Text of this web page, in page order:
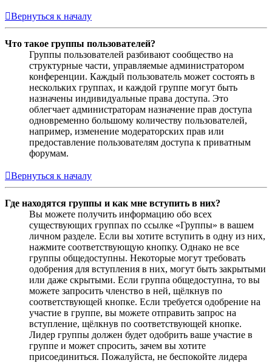
Вернуться к началу
Что такое группы пользователей?
Группы пользователей разбивают сообщество на
структурные части, управляемые администратором
конференции. Каждый пользователь может состоять в
нескольких группах, и каждой группе могут быть
назначены индивидуальные права доступа. Это
облегчает администраторам назначение прав доступа
одновременно большому количеству пользователей,
например, изменение модераторских прав или
предоставление пользователям доступа к приватным
форумам.
Вернуться к началу
Где находятся группы и как мне вступить в них?
Вы можете получить информацию обо всех
существующих группах по ссылке «Группы» в вашем
личном разделе. Если вы хотите вступить в одну из них,
нажмите соответствующую кнопку. Однако не все
группы общедоступны. Некоторые могут требовать
одобрения для вступления в них, могут быть закрытыми
или даже скрытыми. Если группа общедоступна, то вы
можете запросить членство в ней, щёлкнув по
соответствующей кнопке. Если требуется одобрение на
участие в группе, вы можете отправить запрос на
вступление, щёлкнув по соответствующей кнопке.
Лидер группы должен будет одобрить ваше участие в
группе и может спросить, зачем вы хотите
присоединиться. Пожалуйста, не беспокойте лидера